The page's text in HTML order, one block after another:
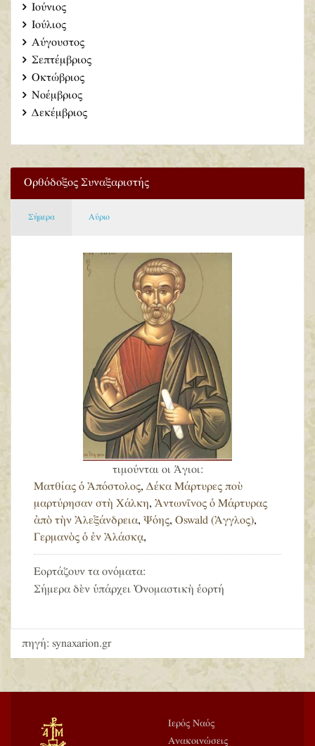
Ιούνιος
Ιούλιος
Αύγουστος
Σεπτέμβριος
Οκτώβριος
Νοέμβριος
Δεκέμβριος
Ορθόδοξος Συναξαριστής
Σήμερα Αύριο
τιμούνται οι Άγιοι:
Ματθίας ὁ Ἀπόστολος, Δέκα Μάρτυρες ποὺ
μαρτύρησαν στὴ Χάλκη, Ἀντωνῖνος ὁ Μάρτυρας
ἀπὸ τὴν Ἀλεξάνδρεια, Ψόης, Oswald (Ἀγγλος),
Γερμανὸς ὁ ἐν Ἀλάσκᾳ,
Εορτάζουν τα ονόματα:
Σήμερα δὲν ὑπάρχει Ὀνομαστικὴ ἑορτή
πηγή: synaxarion.gr
Ιερός Ναός
Ανακοινώσεις